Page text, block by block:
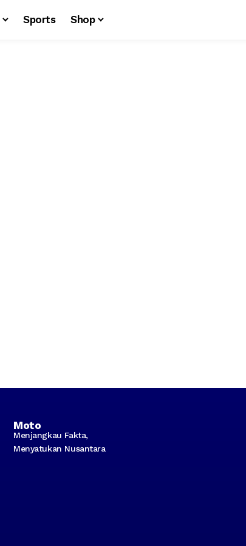
Sports Shop
Moto
Menjangkau Fakta,
Menyatukan Nusantara